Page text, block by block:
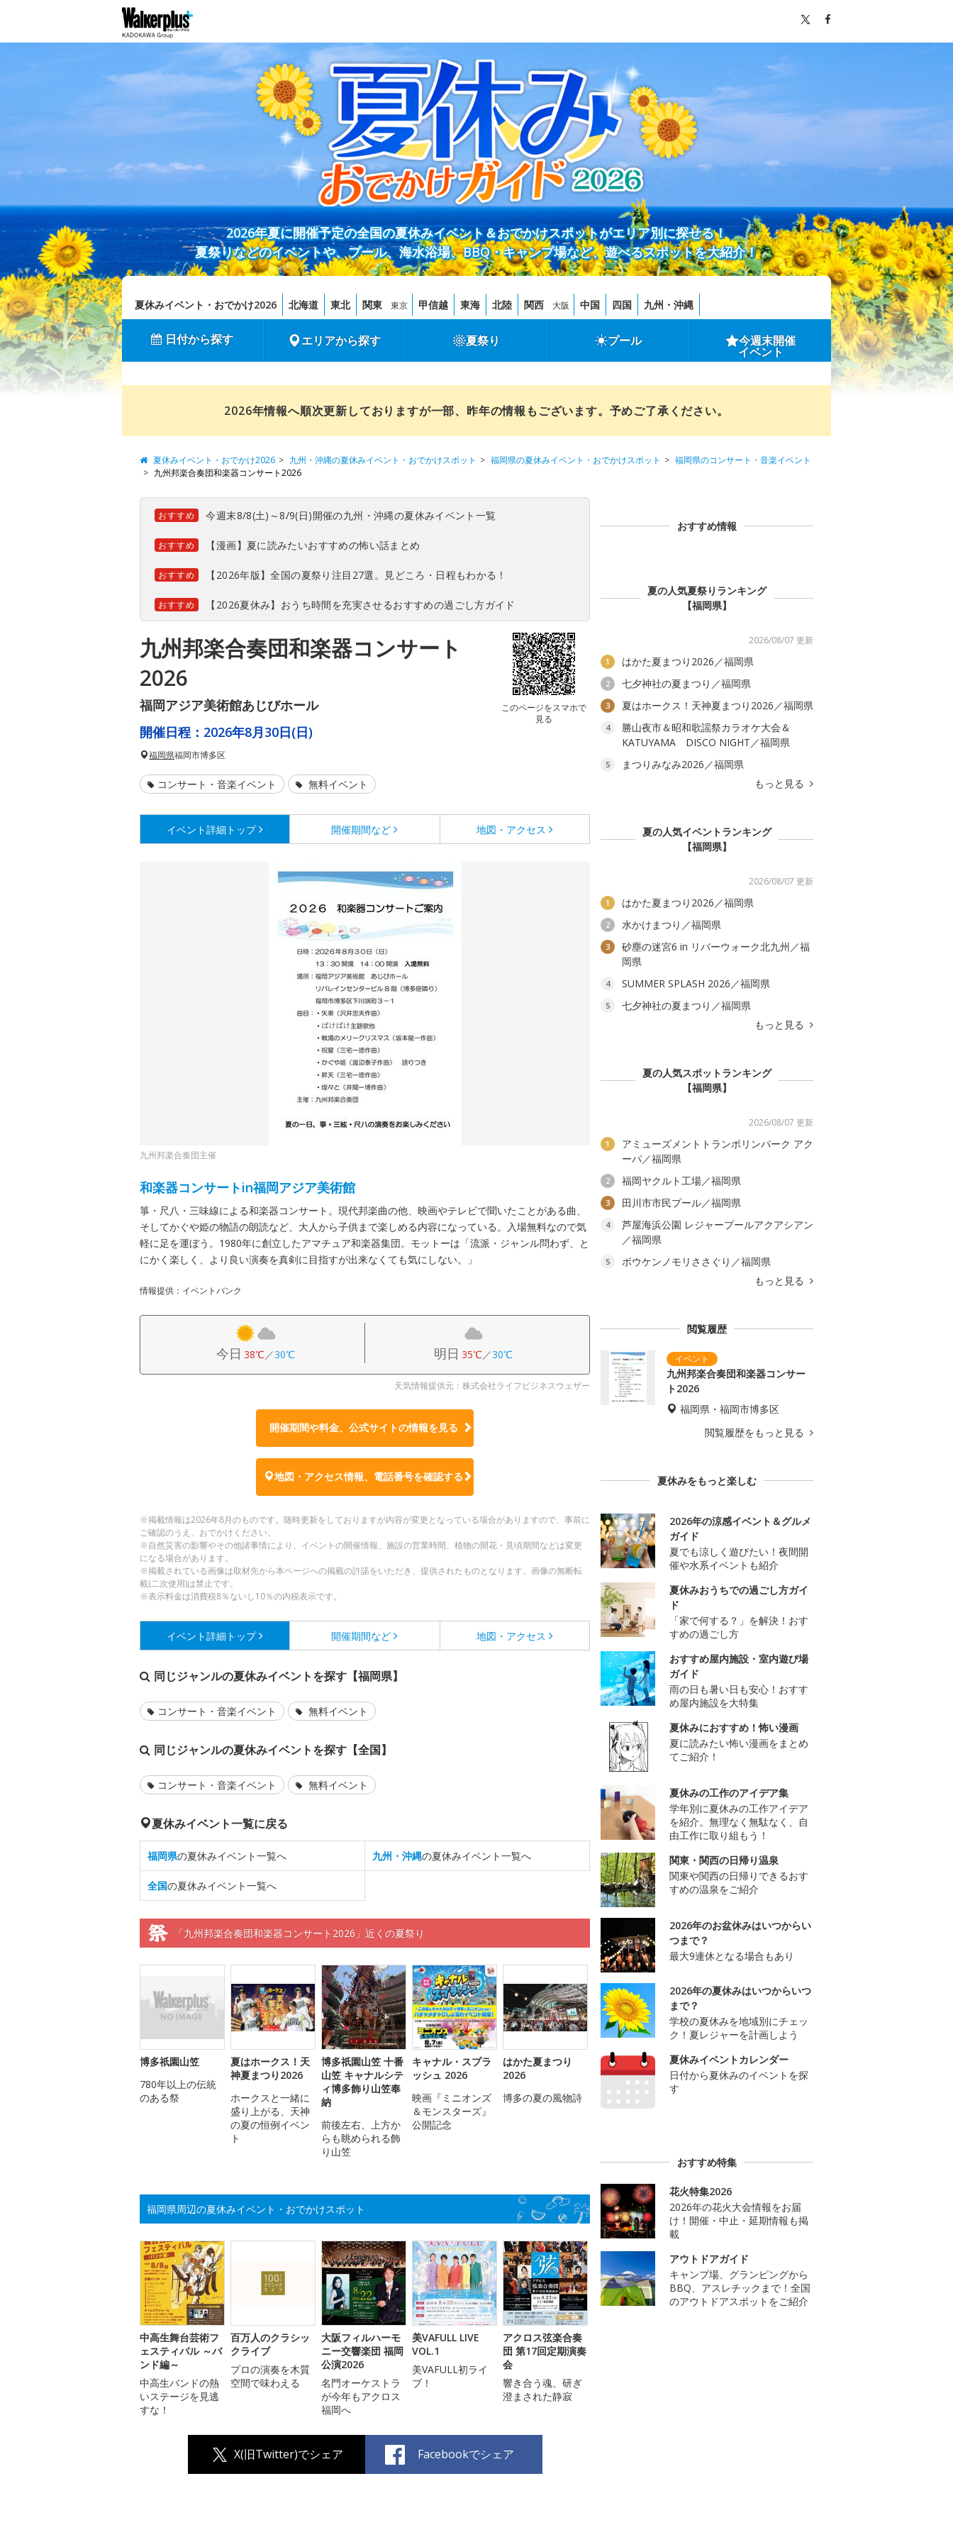
2026年夏に開催予定の全国の夏休みイベント＆おでかけスポットがエリア別に探せる！
夏祭りなどのイベントや、プール、海水浴場、BBQ・キャンプ場など、遊べるスポットを大紹介！
夏休みイベント・おでかけ2026 北海道 東北 関東 東京 甲信越 東海 北陸 関西 大阪 中国 四国 九州・沖縄
日付から探す エリアから探す 夏祭り プール 今週末開催
イベント
2026年情報へ順次更新しておりますが一部、昨年の情報もございます。予めご了承ください。
夏休みイベント・おでかけ2026 九州・沖縄の夏休みイベント・おでかけスポット 福岡県の夏休みイベント・おでかけスポット
福岡県のコンサート・音楽イベント
九州邦楽合奏団和楽器コンサート2026
おすすめ 今週末8/8(土)～8/9(日)開催の九州・沖縄の夏休みイベント一覧
おすすめ 【漫画】夏に読みたいおすすめの怖い話まとめ
おすすめ 【2026年版】全国の夏祭り注目27選。見どころ・日程もわかる！
おすすめ 【2026夏休み】おうち時間を充実させるおすすめの過ごし方ガイド
九州邦楽合奏団和楽器コンサート
2026
福岡アジア美術館あじびホール
このページをスマホで
見る
開催日程： 2026年8月30日(日)
福岡県福岡市博多区
コンサート・音楽イベント 無料イベント
イベント詳細 トップ 開催期間など 地図・アクセス
九州邦楽合奏団主催
和楽器コンサートin福岡アジア美術館
箏・尺八・三味線による和楽器コンサート。現代邦楽曲の他、映画やテレビで聞いたことがある曲、
そしてかぐや姫の物語の朗読など、大人から子供まで楽しめる内容になっている。入場無料なので気
軽に足を運ぼう。1980年に創立したアマチュア和楽器集団。モットーは「流派・ジャンル問わず、と
にかく楽しく、より良い演奏を真剣に目指すが出来なくても気にしない。」
情報提供：イベントバンク
今日 38℃／30℃ 明日 35℃／30℃
天気情報提供元：株式会社ライフビジネスウェザー
開催期間や料金、公式サイトの情報を見る
地図・アクセス情報、電話番号を確認する
※掲載情報は2026年8月のものです。随時更新をしておりますが内容が変更となっている場合がありますので、事前に
ご確認のうえ、おでかけください。
※自然災害の影響やその他諸事情により、イベントの開催情報、施設の営業時間、植物の開花・見頃期間などは変更
になる場合があります。
※掲載されている画像は取材先から本ページへの掲載の許諾をいただき、提供されたものとなります。画像の無断転
載(二次使用)は禁止です。
※表示料金は消費税8％ないし10％の内税表示です。
イベント詳細 トップ 開催期間など 地図・アクセス
同じジャンルの夏休みイベントを探す【福岡県】
コンサート・音楽イベント 無料イベント
同じジャンルの夏休みイベントを探す【全国】
コンサート・音楽イベント 無料イベント
夏休みイベント一覧に戻る
福岡県の夏休みイベント一覧へ 九州・沖縄の夏休みイベント一覧へ
全国の夏休みイベント一覧へ
「九州邦楽合奏団和楽器コンサート2026」近くの夏祭り
博多祇園山笠
780年以上の伝統
のある祭
夏はホークス！天
神夏まつり2026
ホークスと一緒に
盛り上がる、天神
の夏の恒例イベン
ト
博多祇園山笠 十番
山笠 キャナルシテ
ィ博多飾り山笠奉
納
前後左右、上方か
らも眺められる飾
り山笠
キャナル・スプラ
ッシュ 2026
映画『ミニオンズ
＆モンスターズ』
公開記念
はかた夏まつり
2026
博多の夏の風物詩
福岡県周辺の夏休みイベント・おでかけスポット
中高生舞台芸術フ
ェスティバル ～バ
ンド編～
中高生バンドの熱
いステージを見逃
すな！
百万人のクラシッ
クライブ
プロの演奏を木質
空間で味わえる
大阪フィルハーモ
ニー交響楽団 福岡
公演2026
名門オーケストラ
が今年もアクロス
福岡へ
美VAFULL LIVE
VOL.1
美VAFULL初ライ
ブ！
アクロス弦楽合奏
団 第17回定期演奏
会
響き合う魂、研ぎ
澄まされた静寂
X(旧Twitter)でシェア Facebookでシェア
おすすめ情報
夏の人気夏祭りランキング
【福岡県】
2026/08/07 更新
1 はかた夏まつり2026／福岡県
2 七夕神社の夏まつり／福岡県
3 夏はホークス！天神夏まつり2026／福岡県
4
勝山夜市＆昭和歌謡祭カラオケ大会＆
KATUYAMA DISCO NIGHT／福岡県
5
まつりみなみ2026／福岡県
もっと見る
夏の人気イベントランキング
【福岡県】
2026/08/07 更新
1 はかた夏まつり2026／福岡県
2 水かけまつり／福岡県
3
砂塵の迷宮6 in リバーウォーク北九州／福
岡県
4 SUMMER SPLASH 2026／福岡県
5
七夕神社の夏まつり／福岡県
もっと見る
夏の人気スポットランキング
【福岡県】
2026/08/07 更新
1
アミューズメントトランポリンパーク アク
ーパ／福岡県
2 福岡ヤクルト工場／福岡県
3 田川市市民プール／福岡県
4
芦屋海浜公園 レジャープールアクアシアン
／福岡県
5
ボウケンノモリささぐり／福岡県
もっと見る
閲覧履歴
九州邦楽合奏団和楽器コンサー
ト2026
福岡県・福岡市博多区
閲覧履歴をもっと見る
夏休みをもっと楽しむ
2026年の涼感イベント＆グルメ
ガイド
夏でも涼しく遊びたい！夜間開
催や水系イベントも紹介
夏休みおうちでの過ごし方ガイ
ド
「家で何する？」を解決！おす
すめの過ごし方
おすすめ屋内施設・室内遊び場
ガイド
雨の日も暑い日も安心！おすす
め屋内施設を大特集
夏休みにおすすめ！怖い漫画
夏に読みたい怖い漫画をまとめ
てご紹介！
夏休みの工作のアイデア集
学年別に夏休みの工作アイデア
を紹介。無理なく無駄なく、自
由工作に取り組もう！
関東・関西の日帰り温泉
関東や関西の日帰りできるおす
すめの温泉をご紹介
2026年のお盆休みはいつからい
つまで？
最大9連休となる場合もあり
2026年の夏休みはいつからいつ
まで？
学校の夏休みを地域別にチェッ
ク！夏レジャーを計画しよう
夏休みイベントカレンダー
日付から夏休みのイベントを探
す
おすすめ特集
花火特集2026
2026年の花火大会情報をお届
け！開催・中止・延期情報も掲
載
アウトドアガイド
キャンプ場、グランピングから
BBQ、アスレチックまで！全国
のアウトドアスポットをご紹介